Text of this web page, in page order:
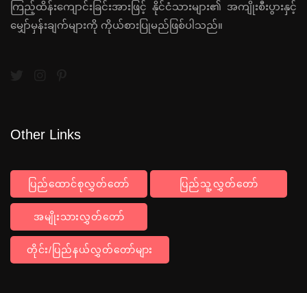
ကြည့်ထိန်းကျောင်းခြင်းအားဖြင့် နိုင်ငံသားများ၏ အကျိုးစီးပွားနှင့်
မျှော်မှန်းချက်များကို ကိုယ်စားပြုမည်ဖြစ်ပါသည်။
Other Links
ပြည်ထောင်စုလွှတ်တော် ပြည်သူ့လွှတ်တော်
အမျိုးသားလွှတ်တော်
တိုင်း/ပြည်နယ်လွှတ်တော်များ